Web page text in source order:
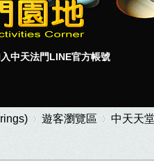
中天法門LINE官方帳號
遊客瀏覽區 中天天